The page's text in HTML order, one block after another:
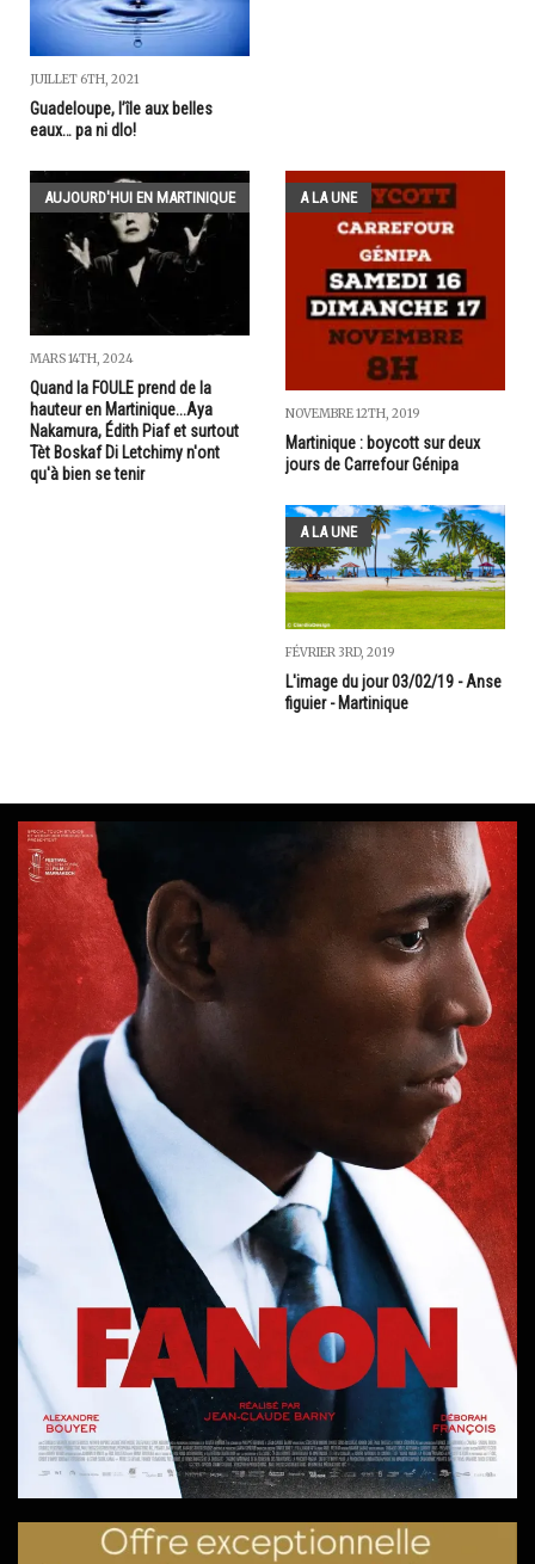
JUILLET 6TH, 2021
Guadeloupe, l’île aux belles
eaux… pa ni dlo!
AUJOURD'HUI EN MARTINIQUE
MARS 14TH, 2024
Quand la FOULE prend de la
hauteur en Martinique...Aya
Nakamura, Édith Piaf et surtout
Tèt Boskaf Di Letchimy n'ont
qu'à bien se tenir
A LA UNE
NOVEMBRE 12TH, 2019
Martinique : boycott sur deux
jours de Carrefour Génipa
A LA UNE
FÉVRIER 3RD, 2019
L'image du jour 03/02/19 - Anse
figuier - Martinique